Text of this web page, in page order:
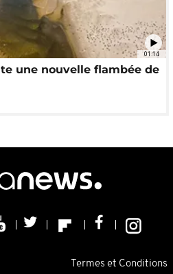
01:14
une nouvelle flambée de
Termes et Conditions